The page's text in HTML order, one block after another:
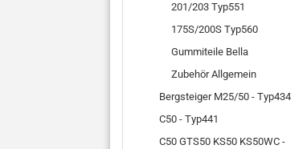
201/203 Typ551
175S/200S Typ560
Gummiteile Bella
Zubehör Allgemein
Bergsteiger M25/50 - Typ434
C50 - Typ441
C50 GTS50 KS50 KS50WC -